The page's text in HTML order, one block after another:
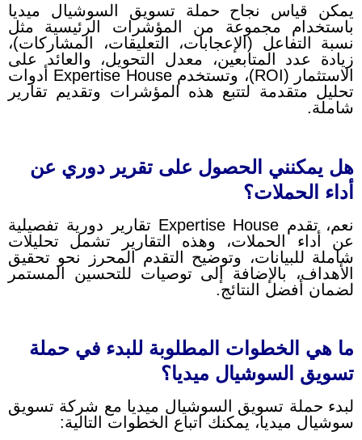
يمكن قياس نجاح حملة تسويق السوشيال ميديا
باستخدام مجموعة من المؤشرات الرئيسية مثل
نسبة التفاعل (الإعجابات، التعليقات، المشاركات)،
زيادة عدد المتابعين، معدل التحويل، والعائد على
الاستثمار (ROI)، وتستخدم Expertise House أدوات
تحليل متقدمة لتتبع هذه المؤشرات وتقديم تقارير
شاملة.
هل يمكنني الحصول على تقرير دوري عن
أداء الحملات؟
نعم، تقدم Expertise House تقارير دورية تفصيلية
عن أداء الحملات، وهذه التقارير تشمل تحليلات
شاملة للبيانات، وتوضيح التقدم المحرز نحو تحقيق
الأهداف، بالإضافة إلى توصيات للتحسين المستمر
لضمان أفضل النتائج.
ما هي الخطوات المطلوبة للبدء في حملة
تسويق السوشيال ميديا؟
لبدء حملة تسويق السوشيال ميديا مع شركة تسويق
سوشيال ميديا، يمكنك اتباع الخطوات التالية: